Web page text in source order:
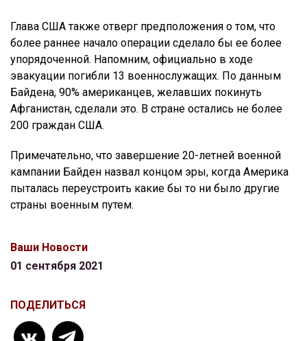
Глава США также отверг предположения о том, что
более раннее начало операции сделало бы ее более
упорядоченной. Напомним, официально в ходе
эвакуации погибли 13 военнослужащих. По данным
Байдена, 90% американцев, желавших покинуть
Афганистан, сделали это. В стране остались не более
200 граждан США.
Примечательно, что завершение 20-летней военной
кампании Байден назвал концом эры, когда Америка
пыталась переустроить какие бы то ни было другие
страны военным путем.
Ваши Новости
01 сентября 2021
ПОДЕЛИТЬСЯ